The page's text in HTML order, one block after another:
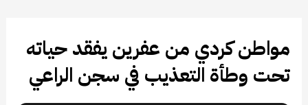
مواطن كردي من عفرين يفقد حياته
تحت وطأة التعذيب في سجن الراعي